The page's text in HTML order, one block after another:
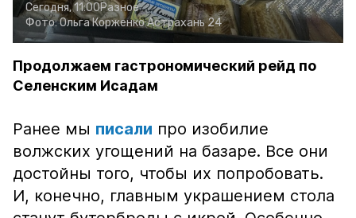
Сегодня, 11:00Разное
Фото:Ольга КорженкоАстрахань 24
Продолжаем гастрономический рейд по
Селенским Исадам
Ранее мы писали про изобилие
волжских угощений на базаре. Все они
достойны того, чтобы их попробовать.
И, конечно, главным украшением стола